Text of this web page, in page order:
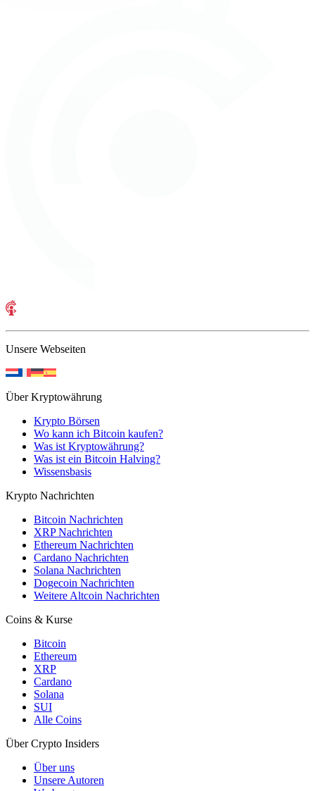
Unsere Webseiten
Über Kryptowährung
Krypto Börsen
Wo kann ich Bitcoin kaufen?
Was ist Kryptowährung?
Was ist ein Bitcoin Halving?
Wissensbasis
Krypto Nachrichten
Bitcoin Nachrichten
XRP Nachrichten
Ethereum Nachrichten
Cardano Nachrichten
Solana Nachrichten
Dogecoin Nachrichten
Weitere Altcoin Nachrichten
Coins & Kurse
Bitcoin
Ethereum
XRP
Cardano
Solana
SUI
Alle Coins
Über Crypto Insiders
Über uns
Unsere Autoren